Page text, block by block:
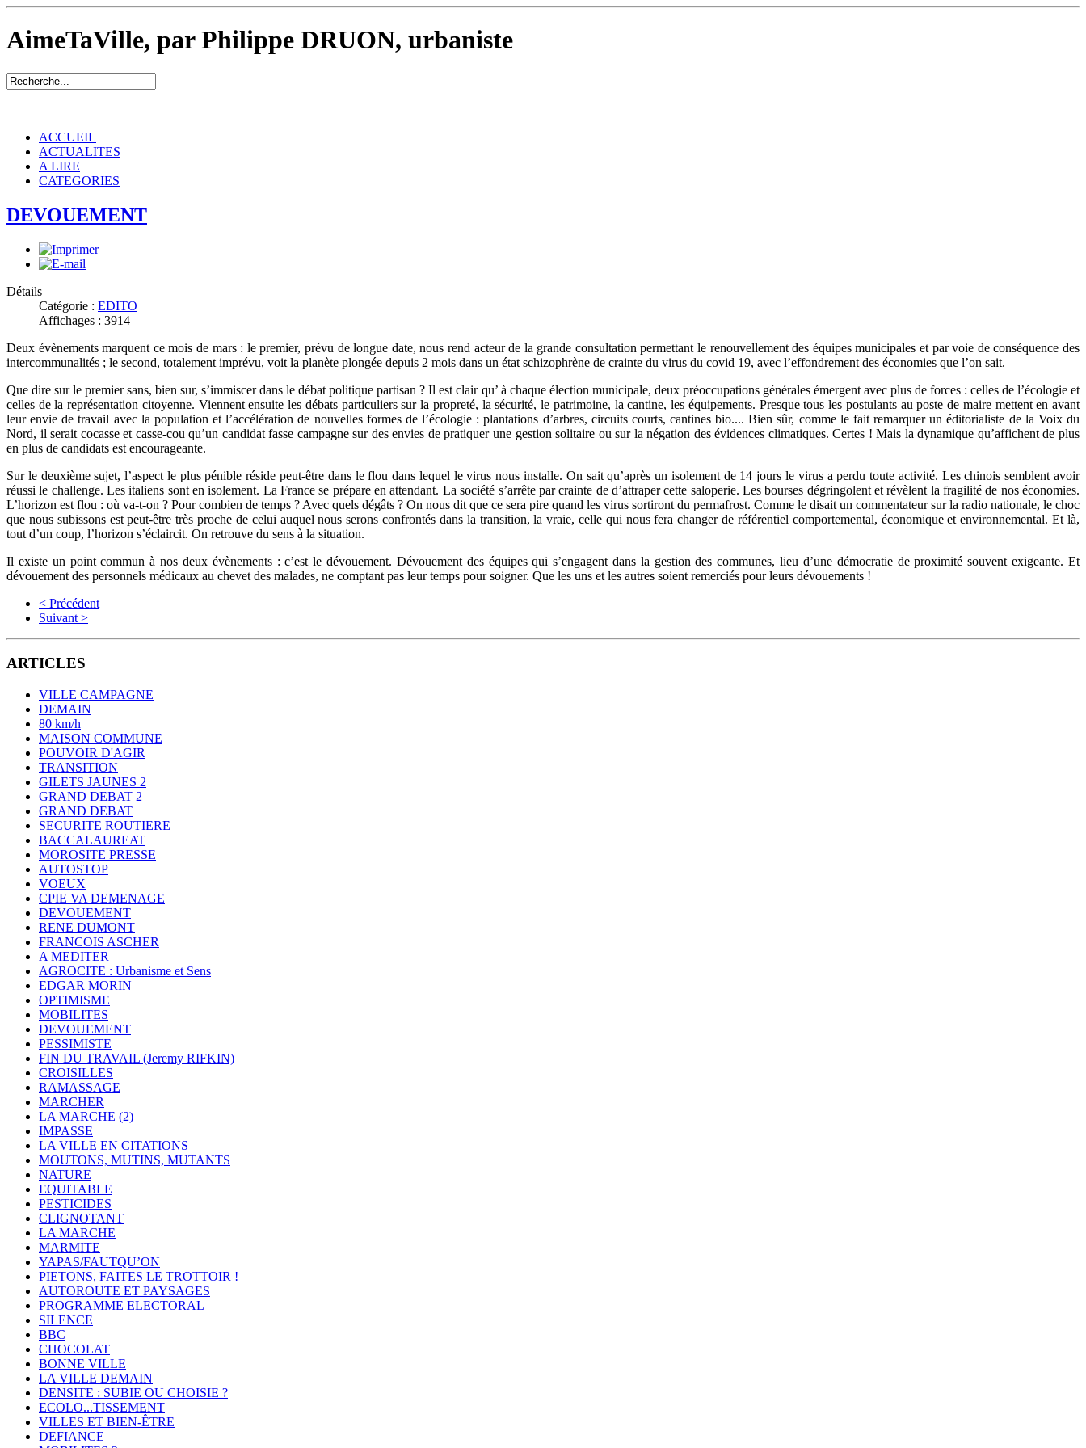
AimeTaVille, par Philippe DRUON, urbaniste
ACCUEIL
ACTUALITES
A LIRE
CATEGORIES
DEVOUEMENT
Détails
Catégorie : EDITO
Affichages : 3914
Deux évènements marquent ce mois de mars : le premier, prévu de longue date, nous rend acteur de la grande consultation permettant le renouvellement des équipes municipales et par voie de conséquence des
intercommunalités ; le second, totalement imprévu, voit la planète plongée depuis 2 mois dans un état schizophrène de crainte du virus du covid 19, avec l’effondrement des économies que l’on sait.
Que dire sur le premier sans, bien sur, s’immiscer dans le débat politique partisan ? Il est clair qu’ à chaque élection municipale, deux préoccupations générales émergent avec plus de forces : celles de l’écologie et
celles de la représentation citoyenne. Viennent ensuite les débats particuliers sur la propreté, la sécurité, le patrimoine, la cantine, les équipements. Presque tous les postulants au poste de maire mettent en avant
leur envie de travail avec la population et l’accélération de nouvelles formes de l’écologie : plantations d’arbres, circuits courts, cantines bio.... Bien sûr, comme le fait remarquer un éditorialiste de la Voix du
Nord, il serait cocasse et casse-cou qu’un candidat fasse campagne sur des envies de pratiquer une gestion solitaire ou sur la négation des évidences climatiques. Certes ! Mais la dynamique qu’affichent de plus
en plus de candidats est encourageante.
Sur le deuxième sujet, l’aspect le plus pénible réside peut-être dans le flou dans lequel le virus nous installe. On sait qu’après un isolement de 14 jours le virus a perdu toute activité. Les chinois semblent avoir
réussi le challenge. Les italiens sont en isolement. La France se prépare en attendant. La société s’arrête par crainte de d’attraper cette saloperie. Les bourses dégringolent et révèlent la fragilité de nos économies.
L’horizon est flou : où va-t-on ? Pour combien de temps ? Avec quels dégâts ? On nous dit que ce sera pire quand les virus sortiront du permafrost. Comme le disait un commentateur sur la radio nationale, le choc
que nous subissons est peut-être très proche de celui auquel nous serons confrontés dans la transition, la vraie, celle qui nous fera changer de référentiel comportemental, économique et environnemental. Et là,
tout d’un coup, l’horizon s’éclaircit. On retrouve du sens à la situation.
Il existe un point commun à nos deux évènements : c’est le dévouement. Dévouement des équipes qui s’engagent dans la gestion des communes, lieu d’une démocratie de proximité souvent exigeante. Et
dévouement des personnels médicaux au chevet des malades, ne comptant pas leur temps pour soigner. Que les uns et les autres soient remerciés pour leurs dévouements !
< Précédent
Suivant >
ARTICLES
VILLE CAMPAGNE
DEMAIN
80 km/h
MAISON COMMUNE
POUVOIR D'AGIR
TRANSITION
GILETS JAUNES 2
GRAND DEBAT 2
GRAND DEBAT
SECURITE ROUTIERE
BACCALAUREAT
MOROSITE PRESSE
AUTOSTOP
VOEUX
CPIE VA DEMENAGE
DEVOUEMENT
RENE DUMONT
FRANCOIS ASCHER
A MEDITER
AGROCITE : Urbanisme et Sens
EDGAR MORIN
OPTIMISME
MOBILITES
DEVOUEMENT
PESSIMISTE
FIN DU TRAVAIL (Jeremy RIFKIN)
CROISILLES
RAMASSAGE
MARCHER
LA MARCHE (2)
IMPASSE
LA VILLE EN CITATIONS
MOUTONS, MUTINS, MUTANTS
NATURE
EQUITABLE
PESTICIDES
CLIGNOTANT
LA MARCHE
MARMITE
YAPAS/FAUTQU’ON
PIETONS, FAITES LE TROTTOIR !
AUTOROUTE ET PAYSAGES
PROGRAMME ELECTORAL
SILENCE
BBC
CHOCOLAT
BONNE VILLE
LA VILLE DEMAIN
DENSITE : SUBIE OU CHOISIE ?
ECOLO...TISSEMENT
VILLES ET BIEN-ÊTRE
DEFIANCE